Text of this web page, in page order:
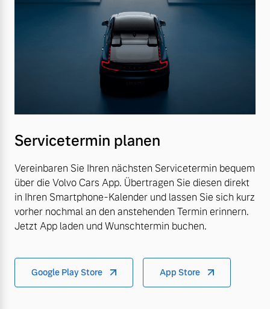
Servicetermin planen
Vereinbaren Sie Ihren nächsten Servicetermin bequem
über die Volvo Cars App. Übertragen Sie diesen direkt
in Ihren Smartphone-Kalender und lassen Sie sich kurz
vorher nochmal an den anstehenden Termin erinnern.
Jetzt App laden und Wunschtermin buchen.
Google Play Store App Store